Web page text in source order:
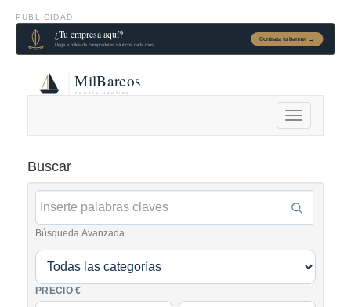
PUBLICIDAD
Alternar
navegación
Buscar
Búsqueda Avanzada
PRECIO €